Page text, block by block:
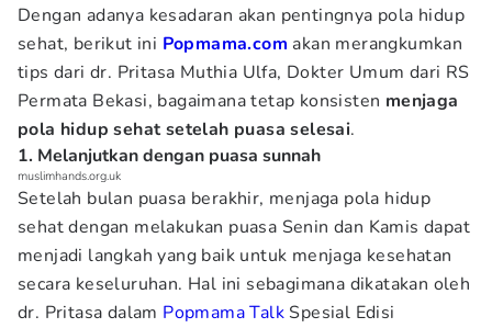
Dengan adanya kesadaran akan pentingnya pola hidup
sehat, berikut ini Popmama.com akan merangkumkan
tips dari dr. Pritasa Muthia Ulfa, Dokter Umum dari RS
Permata Bekasi, bagaimana tetap konsisten menjaga
pola hidup sehat setelah puasa selesai.
1. Melanjutkan dengan puasa sunnah
muslimhands.org.uk
Setelah bulan puasa berakhir, menjaga pola hidup
sehat dengan melakukan puasa Senin dan Kamis dapat
menjadi langkah yang baik untuk menjaga kesehatan
secara keseluruhan. Hal ini sebagimana dikatakan oleh
dr. Pritasa dalam Popmama Talk Spesial Edisi